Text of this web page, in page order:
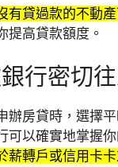
有貸過款的不動
提高貸款額度。
行密切
辦房貸時，選擇
可以確實地掌握
薪轉戶或信用卡